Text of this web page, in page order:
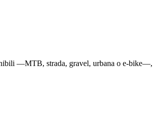
—MTB, strada, gravel, urbana o e-bike—,